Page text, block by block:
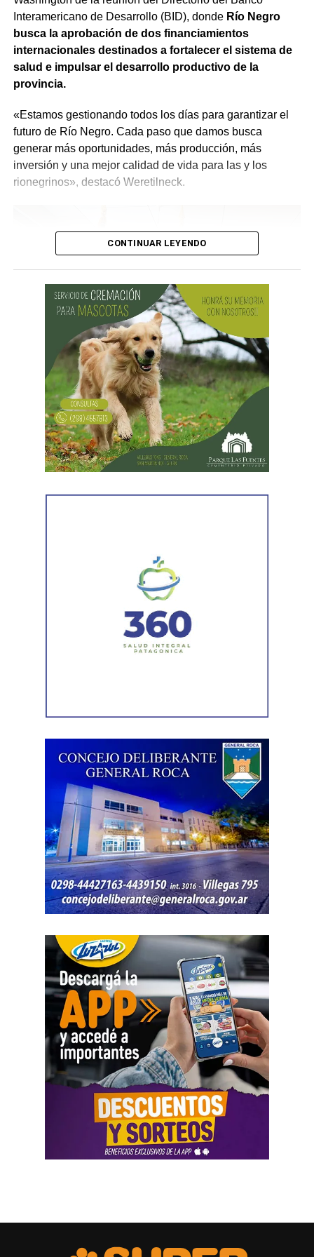
reservorios transportables que permitirán almacenar
900.000 litros de agua, 3 minicargadoras, 1 tractor, 23
motobombas, 3 cuatriciclos y 1 UTV, entre otro
equipamiento.
meteorológicas, sistemas de comunicación y tecnología
para mejorar la detección temprana y reducir los tiempos
de respuesta frente al fuego.
que quienes estén trabajando en el Estado sean los
mejores», expresó.
Interamericano de Desarrollo (BID), donde Río Negro
busca la aprobación de dos financiamientos
internacionales destinados a fortalecer el sistema de
salud e impulsar el desarrollo productivo de la
provincia.
«Estamos gestionando todos los días para garantizar el
futuro de Río Negro. Cada paso que damos busca
generar más oportunidades, más producción, más
inversión y una mejor calidad de vida para las y los
rionegrinos», destacó Weretilneck.
Las gestiones ante el BID comprenden un crédito de
85 millones de dólares destinado a ampliar la
producción, incorporar nuevas áreas bajo riego
efectos del cambio climático;y otro de 60 millones de
dólares para equipamiento y modernización de los
ministro de Salud, Demetrio Thalasselis; el ministro de
Hacienda, Gabriel Sánchez y el director ejecutivo de la
Unidad Provincial de Coordinación y Ejecución del
Financiamiento Externo (UPCEFE), Martín Camiña.
Como parte de la agenda oficial, la comitiva provincial
mantiene reuniones con organismos internacionales y
agencias de Estados Unidos para fortalecer vínculos que
permitan impulsar inversiones y acceder a nuevas
herramientas de financiamiento para el crecimiento de
Río Negro.
La agenda de trabajo comenzó con un encuentro en la
Embajada Argentina en Estados Unidos, donde la
comitiva se reunió con el equipo de consejeros que
acompaña la organización de las reuniones previstas con
organismos internacionales y entidades financieras. El
CONTINUAR LEYENDO